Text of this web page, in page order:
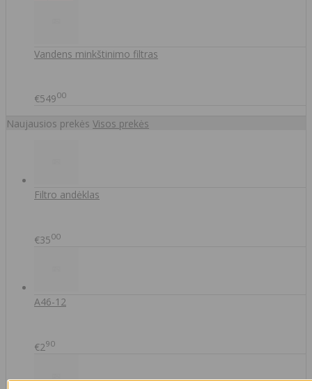
Vandens minkštinimo filtras
€54900
Naujausios prekės Visos prekės
Filtro andėklas
€3500
A46-12
€290